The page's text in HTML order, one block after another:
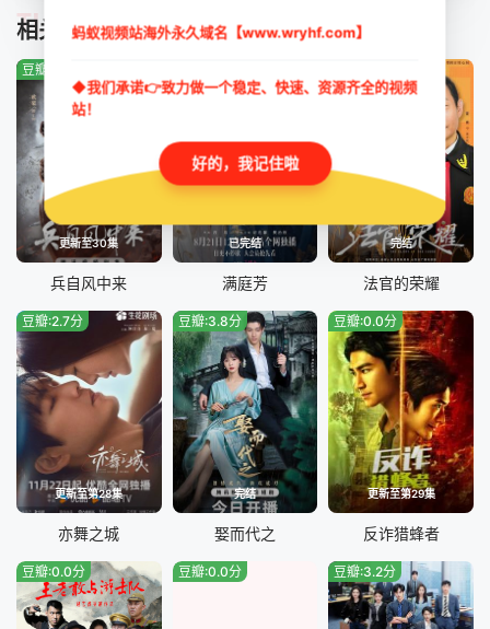
相关推荐
TUIJIAN
更新至30集
豆瓣:0.0分
兵自风中来
已完结
满庭芳
完结
法官的荣耀
更新至第28集
豆瓣:2.7分
亦舞之城
完结
豆瓣:3.8分
娶而代之
更新至第29集
豆瓣:0.0分
反诈猎蜂者
豆瓣:0.0分 豆瓣:0.0分 豆瓣:3.2分
蚂蚁视频站海外永久域名【www.wryhf.com】
◆我们承诺👉致力做一个稳定、快速、资源齐全的视频
站！
好的，我记住啦